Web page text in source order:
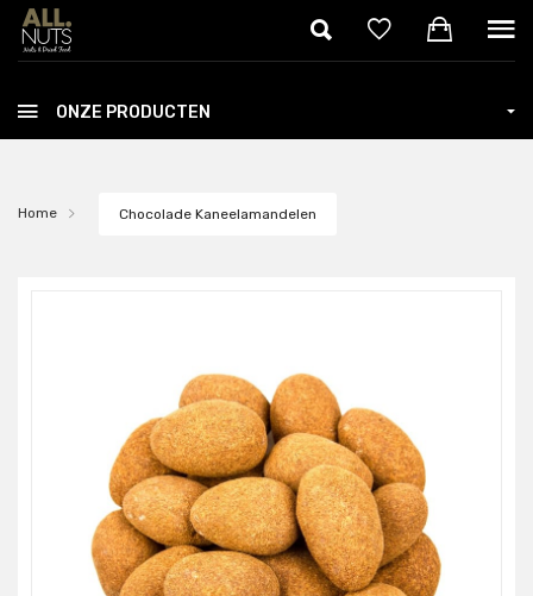
Skip to main content
ONZE PRODUCTEN
Home Chocolade Kaneelamandelen